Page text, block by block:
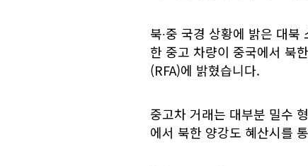
북∙중 국경 상황에 밝은 대
한 중고 차량이 중국에서 북
(RFA)에 밝혔습니다.
중고차 거래는 대부분 밀수
에서 북한 양강도 혜산시를